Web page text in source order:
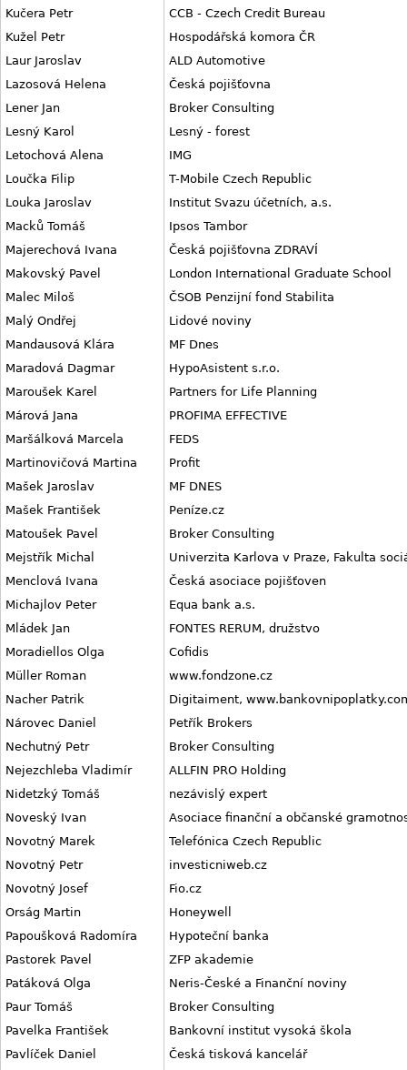
Kučera Petr
CCB - Czech Credit Bureau
Kužel Petr
Hospodářská komora ČR
Laur Jaroslav
ALD Automotive
Lazosová Helena
Česká pojišťovna
Lener Jan
Broker Consulting
Lesný Karol
Lesný - forest
Letochová Alena
IMG
Loučka Filip
T-Mobile Czech Republic
Louka Jaroslav
Institut Svazu účetních, a.s.
Macků Tomáš
Ipsos Tambor
Majerechová Ivana
Česká pojišťovna ZDRAVÍ
Makovský Pavel
London International Graduate School
Malec Miloš
ČSOB Penzijní fond Stabilita
Malý Ondřej
Lidové noviny
Mandausová Klára
MF Dnes
Maradová Dagmar
HypoAsistent s.r.o.
Maroušek Karel
Partners for Life Planning
Márová Jana
PROFIMA EFFECTIVE
Maršálková Marcela
FEDS
Martinovičová Martina
Profit
Mašek Jaroslav
MF DNES
Mašek František
Peníze.cz
Matoušek Pavel
Broker Consulting
Mejstřík Michal
Univerzita Karlova v Praze, Fakulta
Menclová Ivana
Česká asociace pojišťoven
Michajlov Peter
Equa bank a.s.
Mládek Jan
FONTES RERUM, družstvo
Moradiellos Olga
Cofidis
Müller Roman
www.fondzone.cz
Nacher Patrik
Digitaiment,
Nárovec Daniel
Petřík Brokers
Nechutný Petr
Broker Consulting
Nejezchleba Vladimír
ALLFIN PRO Holding
Nidetzký Tomáš
nezávislý expert
Noveský Ivan
Asociace finanční a občanské
Novotný Marek
Telefónica Czech Republic
Novotný Petr
investicniweb.cz
Novotný Josef
Fio.cz
Orság Martin
Honeywell
Papoušková Radomíra
Hypoteční banka
Pastorek Pavel
ZFP akademie
Patáková Olga
Neris-České a Finanční noviny
Paur Tomáš
Broker Consulting
Pavelka František
Bankovní institut vysoká škola
Pavlíček Daniel
Česká tisková kancelář